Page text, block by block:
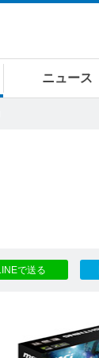
ニュース
LINEで送る